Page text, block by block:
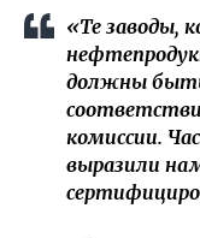
«Те заводы,
должны
комиссии.
выразили